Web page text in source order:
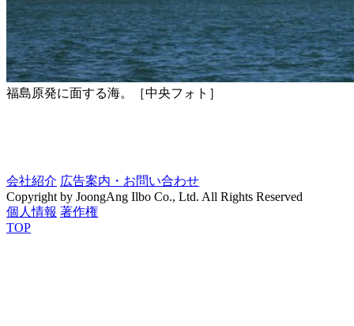
福島原発に面する海。［中央フォト］
会社紹介 広告案内・お問い合わせ
Copyright by JoongAng Ilbo Co., Ltd. All Rights Reserved
個人情報 著作権
TOP